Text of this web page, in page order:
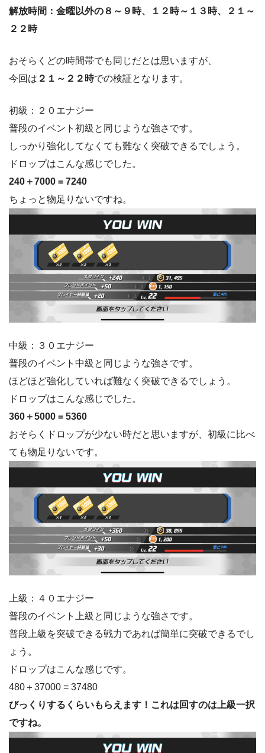
解放時間：金曜以外の８～９時、１２時～１３時、２１～
２２時
おそらくどの時間帯でも同じだとは思いますが、
今回は ２１～２２時での検証となります。
初級：２０エナジー
普段のイベント初級と同じような強さです。
しっかり強化してなくても難なく突破できるでしょう。
ドロップはこんな感じでした。
240＋7000 = 7240
ちょっと物足りないですね。
中級：３０エナジー
普段のイベント中級と同じような強さです。
ほどほど強化していれば難なく突破できるでしょう。
ドロップはこんな感じでした。
360＋5000 = 5360
おそらくドロップが少ない時だと思いますが、初級に比べ
ても物足りないです。
上級：４０エナジー
普段のイベント上級と同じような強さです。
普段上級を突破できる戦力であれば簡単に突破できるでし
ょう。
ドロップはこんな感じです。
480＋37000 = 37480
びっくりするくらいもらえます！これは回すのは上級一択
ですね。